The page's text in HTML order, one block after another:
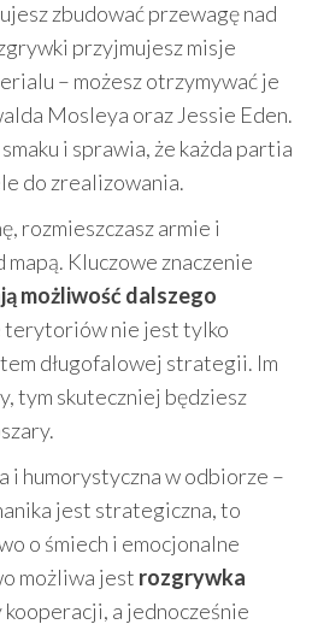
zbudować przewagę nad
przyjmujesz misje
– możesz otrzymywać je
Mosleya oraz Jessie Eden.
i sprawia, że każda partia
do zrealizowania.
rozmieszczasz armie i
Kluczowe znaczenie
możliwość dalszego
terytoriów nie jest tylko
długofalowej strategii. Im
tym skuteczniej będziesz
i humorystyczna w odbiorze –
jest strategiczna, to
o śmiech i emocjonalne
możliwa jest rozgrywka
kooperacji, a jednocześnie